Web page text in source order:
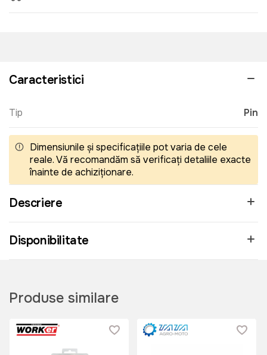
Caracteristici
Tip Pin
Dimensiunile și specificațiile pot varia de cele
reale. Vă recomandăm să verificați detaliile exacte
înainte de achiziționare.
Descriere
Disponibilitate
Produse similare